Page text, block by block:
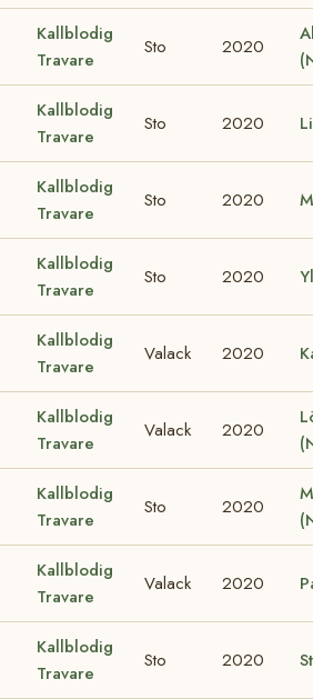
Kallblodig
Travare
Sto 2020
Kallblodig
Travare
Sto 2020
Kallblodig
Travare
Sto 2020
Kallblodig
Travare
Sto 2020
Kallblodig
Travare
Valack 2020
Kallblodig
Travare
Valack 2020
Kallblodig
Travare
Sto 2020
Kallblodig
Travare
Valack 2020
Kallblodig
Travare
Sto 2020